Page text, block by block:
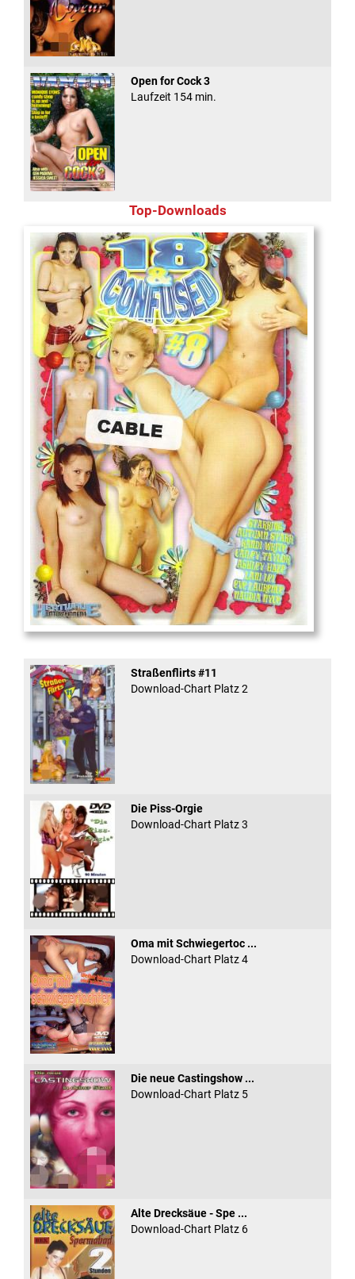
Open for Cock 3
Laufzeit 154 min.
Top-Downloads
And Confused #8 - ...
Straßenflirts #11
Download-Chart Platz 2
Die Piss-Orgie
Download-Chart Platz 3
Oma mit Schwiegertoc ...
Download-Chart Platz 4
Die neue Castingshow ...
Download-Chart Platz 5
Alte Drecksäue - Spe ...
Download-Chart Platz 6